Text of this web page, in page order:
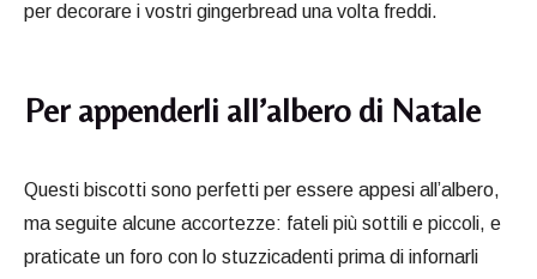
per decorare i vostri gingerbread una volta freddi.
Per appenderli all’albero di Natale
Questi biscotti sono perfetti per essere appesi all’albero,
ma seguite alcune accortezze: fateli più sottili e piccoli, e
praticate un foro con lo stuzzicadenti prima di infornarli